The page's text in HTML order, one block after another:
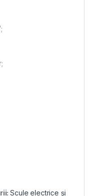
Scule electrice și